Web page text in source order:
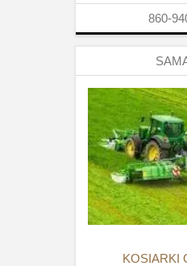
860-
KOSIARKI